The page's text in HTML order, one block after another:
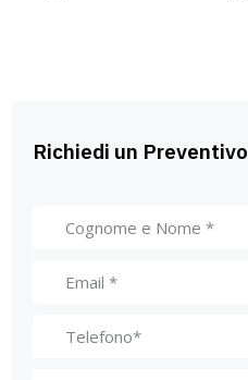
Richiedi un Preventivo